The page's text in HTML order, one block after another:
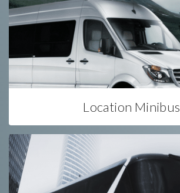
Location Minibus